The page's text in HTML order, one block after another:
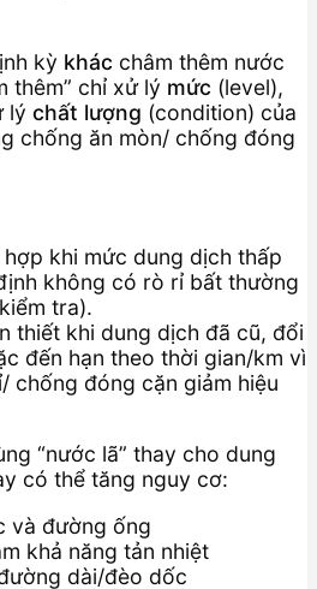
kỳ khác châm thêm nước
thêm” chỉ xử lý mức (level),
lý chất lượng (condition) của
chống ăn mòn/ chống đóng
hợp khi mức dung dịch thấp
không có rò rỉ bất thường
tra).
thiết khi dung dịch đã cũ, đổi
đến hạn theo thời gian/km vì
chống đóng cặn giảm hiệu
“nước lã” thay cho dung
có thể tăng nguy cơ:
và đường ống
khả năng tản nhiệt
dài/đèo dốc